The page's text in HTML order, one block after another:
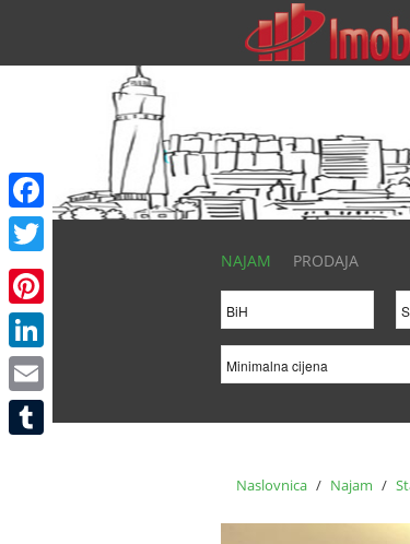
Facebook
Twitter
Pinterest
LinkedIn
Email
NAJAM PRODAJA
Naslovnica / Najam /